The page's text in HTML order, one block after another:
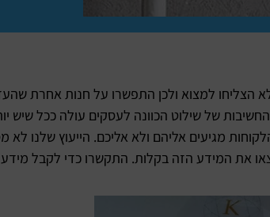
למצוא ולכן התפשרו על חנות אחרת
של שילוט הכוונה לעסקים עולה ככל שיש
מגיעים אליהם ולא אליכם. הייעוץ שלנו
את המידע הזה בקלות. התקשרו כדי לקבל מידע